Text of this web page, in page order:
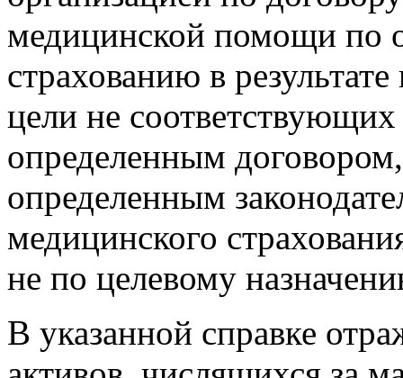
медицинской помощи по
страхованию в
цели не
определенным
определенным
медицинского
не по целевому
В указанной справке